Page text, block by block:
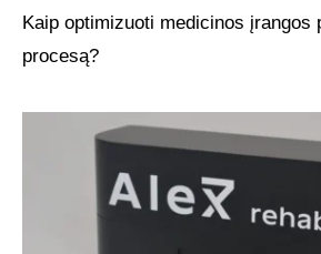
Kaip optimizuoti medicinos įrangos
procesą?